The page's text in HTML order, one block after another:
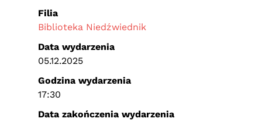
Filia
Biblioteka Niedźwiednik
Data wydarzenia
05.12.2025
Godzina wydarzenia
17:30
Data zakończenia wydarzenia